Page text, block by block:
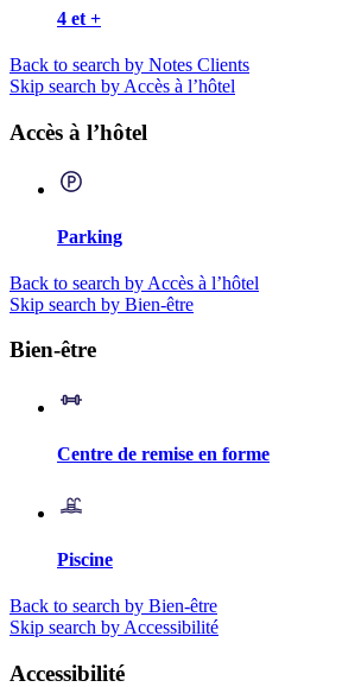
4 et +
Back to search by Notes Clients
Skip search by Accès à l’hôtel
Accès à l’hôtel
Parking
Back to search by Accès à l’hôtel
Skip search by Bien-être
Bien-être
Centre de remise en forme
Piscine
Back to search by Bien-être
Skip search by Accessibilité
Accessibilité